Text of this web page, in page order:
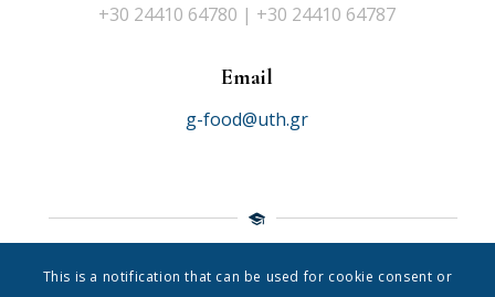
+30 24410 64780 | +30 24410 64787
Email
g-food@uth.gr
This is a notification that can be used for cookie consent or